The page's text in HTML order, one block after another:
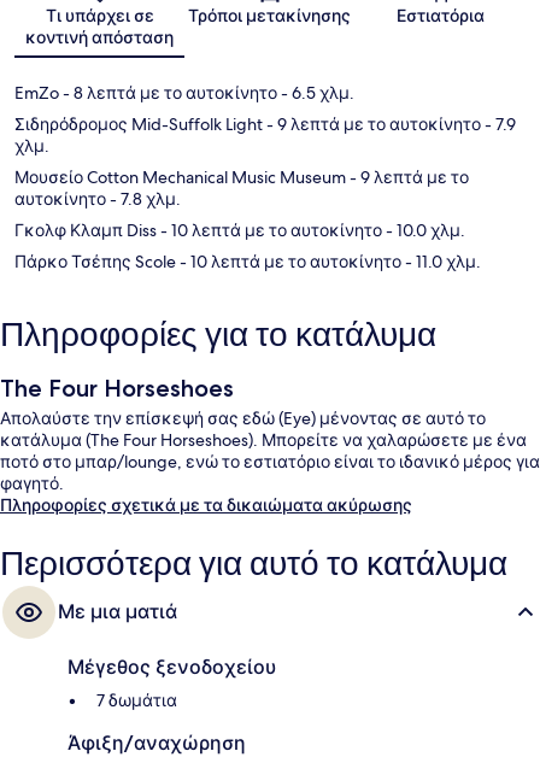
Τι υπάρχει σε
κοντινή απόσταση
Τρόποι μετακίνησης Εστιατόρια
EmZo- 8 λεπτά με το αυτοκίνητο- 6.5 χλμ.
Σιδηρόδρομος Mid-Suffolk Light- 9 λεπτά με το αυτοκίνητο- 7.9
χλμ.
Μουσείο Cotton Mechanical Music Museum- 9 λεπτά με το
αυτοκίνητο- 7.8 χλμ.
Γκολφ Κλαμπ Diss- 10 λεπτά με το αυτοκίνητο- 10.0 χλμ.
Πάρκο Τσέπης Scole- 10 λεπτά με το αυτοκίνητο- 11.0 χλμ.
Πληροφορίες για το κατάλυμα
The Four Horseshoes
Απολαύστε την επίσκεψή σας εδώ (Eye) μένοντας σε αυτό το
κατάλυμα (The Four Horseshoes). Μπορείτε να χαλαρώσετε με ένα
ποτό στο μπαρ/lounge, ενώ το εστιατόριο είναι το ιδανικό μέρος για
φαγητό.
Πληροφορίες σχετικά με τα δικαιώματα ακύρωσης
Περισσότερα για αυτό το κατάλυμα
Με μια ματιά
Μέγεθος ξενοδοχείου
7 δωμάτια
Άφιξη/αναχώρηση